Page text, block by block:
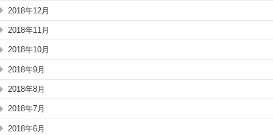
2018年12月
2018年11月
2018年10月
2018年9月
2018年8月
2018年7月
2018年6月